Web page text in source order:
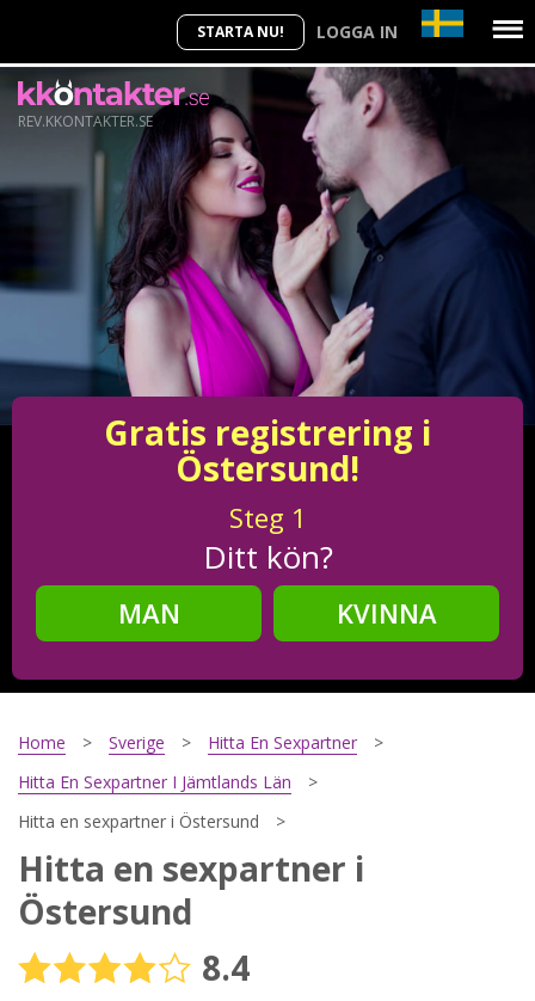
STARTA NU! LOGGA IN
REV.KKONTAKTER.SE
Gratis registrering i
Östersund!
Steg 1
Ditt kön?
MAN
KVINNA
Steg2
Din mailadress?
Home Sverige
Hitta En Sexpartner
Hitta En Sexpartner I Jämtlands Län
Hitta en sexpartner i Östersund
Hitta en sexpartner i
Östersund
8.4